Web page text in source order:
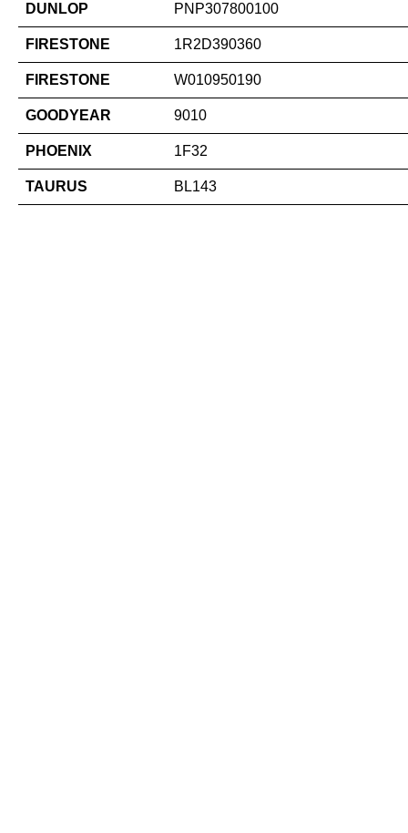
DUNLOP PNP307800100
FIRESTONE 1R2D390360
FIRESTONE W010950190
GOODYEAR 9010
PHOENIX 1F32
TAURUS BL143